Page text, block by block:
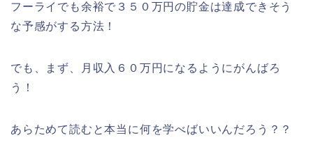
フーライでも余裕で３５０万円の貯金は達成できそう
な予感がする方法！
でも、まず、月収入６０万円になるようにがんばろ
う！
あらためて読むと本当に何を学べばいいんだろう？？